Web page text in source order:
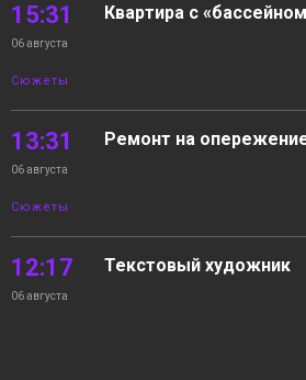
15:31
06 августа
Сюжеты
Квартира с
13:31
06 августа
Сюжеты
Ремонт на
12:17
06 августа
Текстовый художник